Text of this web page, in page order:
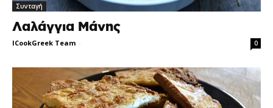
Συνταγή
Λαλάγγια Μάνης
ICookGreek Team - 0